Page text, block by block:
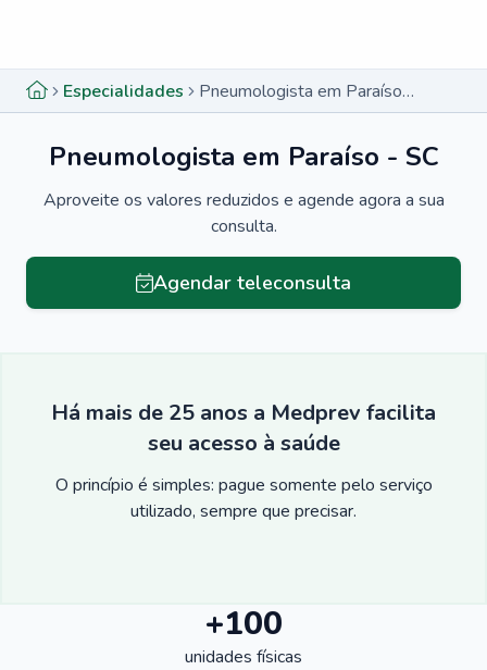
Especialidades Pneumologista em Paraíso - SC
Pneumologista em Paraíso - SC
Aproveite os valores reduzidos e agende agora a sua
consulta.
Agendar teleconsulta
Há mais de 25 anos a Medprev facilita
seu acesso à saúde
O princípio é simples: pague somente pelo serviço
utilizado, sempre que precisar.
+100
unidades físicas